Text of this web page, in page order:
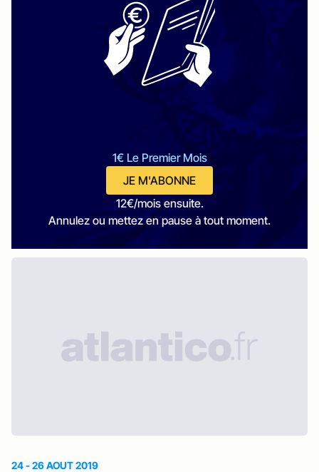
1€ Le Premier Mois
JE M'ABONNE
12€/mois ensuite.
Annulez ou mettez en pause à tout moment.
24 - 26 AOUT 2019